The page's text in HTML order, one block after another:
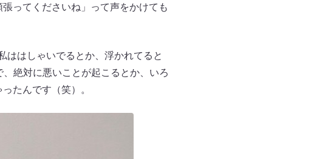
ってくださいね」って声をかけても
はしゃいでるとか、浮かれてると
絶対に悪いことが起こるとか、いろ
たんです（笑）。